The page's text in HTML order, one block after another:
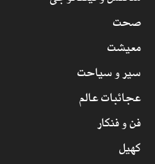
صحت
معیشت
سیر و سیاحت
عجائبات عالم
فن و فنکار
کھیل